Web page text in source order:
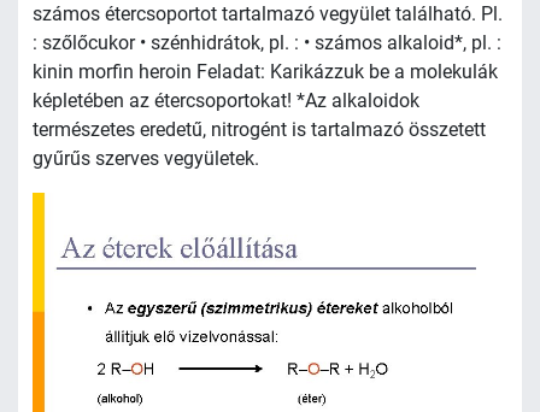
számos étercsoportot tartalmazó vegyület található. Pl.
: szőlőcukor • szénhidrátok, pl. : • számos alkaloid*, pl. :
kinin morfin heroin Feladat: Karikázzuk be a molekulák
képletében az étercsoportokat! *Az alkaloidok
természetes eredetű, nitrogént is tartalmazó összetett
gyűrűs szerves vegyületek.